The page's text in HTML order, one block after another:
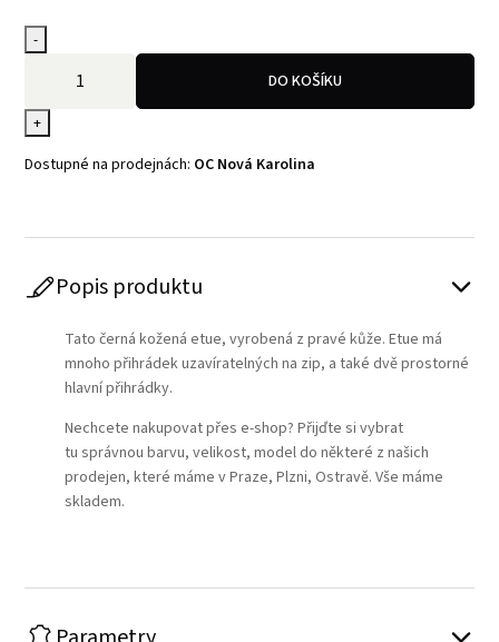
-
+
DO KOŠÍKU
Dostupné na prodejnách: OC Nová Karolina
Popis produktu
Tato černá kožená etue, vyrobená z pravé kůže. Etue má
mnoho přihrádek uzavíratelných na zip, a také dvě prostorné
hlavní přihrádky.
Nechcete nakupovat přes e-shop? Přijďte si vybrat
tu správnou barvu, velikost, model do některé z našich
prodejen, které máme v Praze, Plzni, Ostravě. Vše máme
skladem.